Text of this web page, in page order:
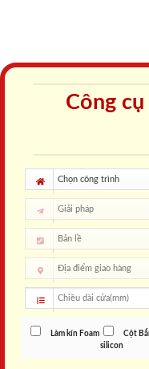
Công
Làm kín Foam
Cột
silicon